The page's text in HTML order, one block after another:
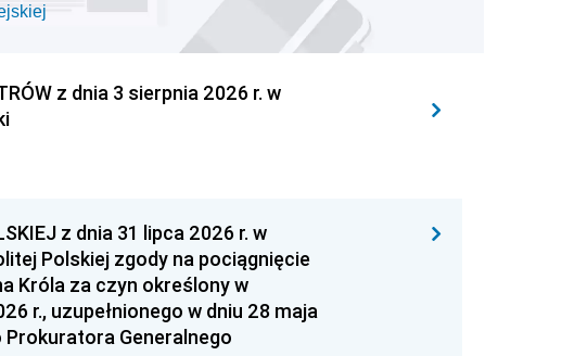
z dnia 3 sierpnia 2026 r. w
z dnia 31 lipca 2026 r. w
Polskiej zgody na pociągnięcie
Króla za czyn określony w
r., uzupełnionego w dniu 28 maja
Generalnego